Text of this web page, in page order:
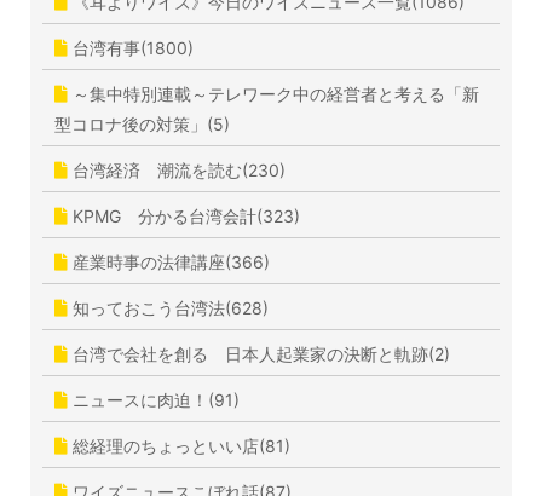
台湾有事(1800)
～集中特別連載～テレワーク中の経営者と考える「新
型コロナ後の対策」(5)
台湾経済 潮流を読む(230)
KPMG 分かる台湾会計(323)
産業時事の法律講座(366)
知っておこう台湾法(628)
台湾で会社を創る 日本人起業家の決断と軌跡(2)
ニュースに肉迫！(91)
総経理のちょっといい店(81)
ワイズニュースこぼれ話(87)